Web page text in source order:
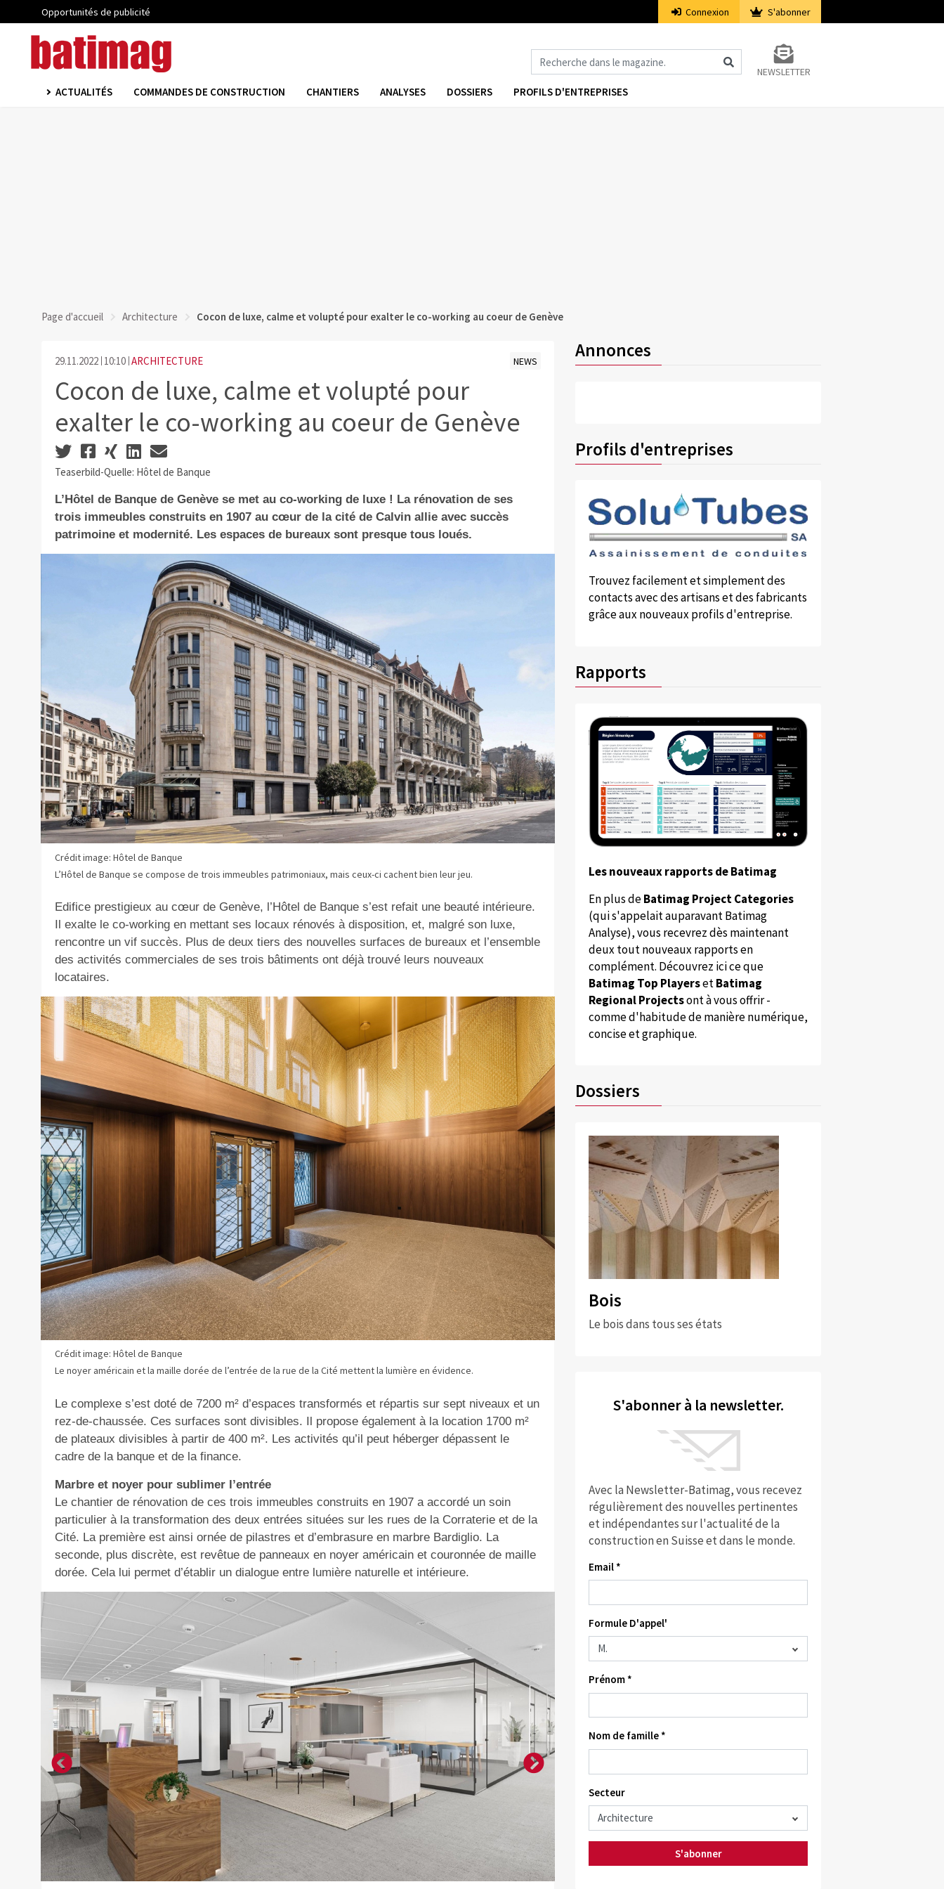
Opportunités de publicité Connexion S'abonner
NEWSLETTER
ACTUALITÉS COMMANDES DE CONSTRUCTION CHANTIERS ANALYSES DOSSIERS PROFILS D'ENTREPRISES
Page d'accueil Architecture Cocon de luxe, calme et volupté pour exalter le co-working au coeur de Genève
29.11.2022 10:10 ARCHITECTURE NEWS
Cocon de luxe, calme et volupté pour
exalter le co-working au coeur de Genève
Teaserbild-Quelle: Hôtel de Banque
L’Hôtel de Banque de Genève se met au co-working de luxe ! La rénovation de ses
trois immeubles construits en 1907 au cœur de la cité de Calvin allie avec succès
patrimoine et modernité. Les espaces de bureaux sont presque tous loués.
Crédit image: Hôtel de Banque
L’Hôtel de Banque se compose de trois immeubles patrimoniaux, mais ceux-ci cachent bien leur jeu.
Edifice prestigieux au cœur de Genève, l’Hôtel de Banque s’est refait une beauté intérieure.
Il exalte le co-working en mettant ses locaux rénovés à disposition, et, malgré son luxe,
rencontre un vif succès. Plus de deux tiers des nouvelles surfaces de bureaux et l’ensemble
des activités commerciales de ses trois bâtiments ont déjà trouvé leurs nouveaux
locataires.
Crédit image: Hôtel de Banque
Le noyer américain et la maille dorée de l’entrée de la rue de la Cité mettent la lumière en évidence.
Le complexe s’est doté de 7200 m² d’espaces transformés et répartis sur sept niveaux et un
rez-de-chaussée. Ces surfaces sont divisibles. Il propose également à la location 1700 m²
de plateaux divisibles à partir de 400 m². Les activités qu’il peut héberger dépassent le
cadre de la banque et de la finance.
Marbre et noyer pour sublimer l’entrée
Le chantier de rénovation de ces trois immeubles construits en 1907 a accordé un soin
particulier à la transformation des deux entrées situées sur les rues de la Corraterie et de la
Cité. La première est ainsi ornée de pilastres et d’embrasure en marbre Bardiglio. La
seconde, plus discrète, est revêtue de panneaux en noyer américain et couronnée de maille
dorée. Cela lui permet d’établir un dialogue entre lumière naturelle et intérieure.
Annonces
Profils d'entreprises
Trouvez facilement et simplement des
contacts avec des artisans et des fabricants
grâce aux nouveaux profils d'entreprise.
Rapports
Les nouveaux rapports de Batimag
En plus deBatimag Project Categories
(qui s'appelait auparavant Batimag
Analyse), vous recevrez dès maintenant
deux tout nouveaux rapports en
complément. Découvrez ici ce que
Batimag Top PlayersetBatimag
Regional Projectsont à vous offrir -
comme d'habitude de manière numérique,
concise et graphique.
Dossiers
Bois
Le bois dans tous ses états
S'abonner à la newsletter.
Avec la Newsletter-Batimag, vous recevez
régulièrement des nouvelles pertinentes
et indépendantes sur l'actualité de la
construction en Suisse et dans le monde.
Email *
Formule D'appel'
Prénom *
Nom de famille *
Secteur
S'abonner